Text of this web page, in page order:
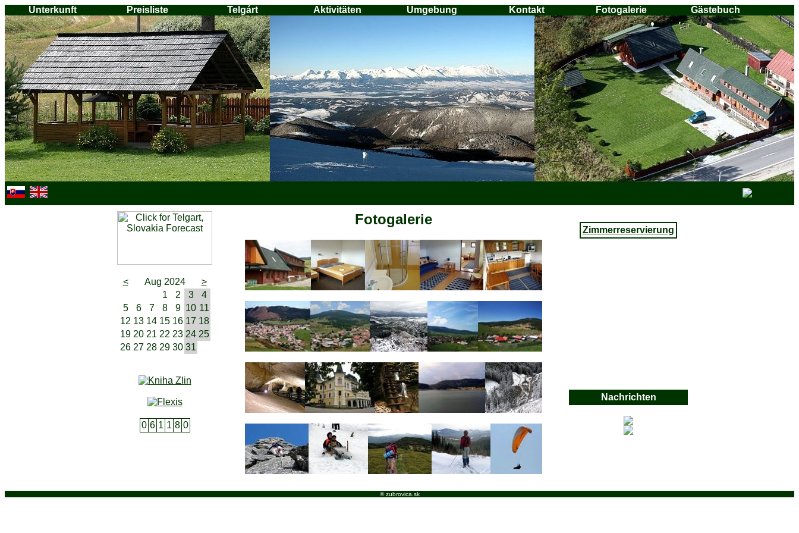
Unterkunft Preisliste Telgárt Aktivitäten Umgebung Kontakt Fotogalerie Gästebuch
< Aug 2024
>
1
2 3
4
5
6 7 8 9 10 11
12 13 14 15 16 17 18
19 20 21 22 23 24 25
26 27 28 29 30 31
0 6 1 1 8 0
Fotogalerie
Zimmerreservierung
Nachrichten
© zubrovica.sk